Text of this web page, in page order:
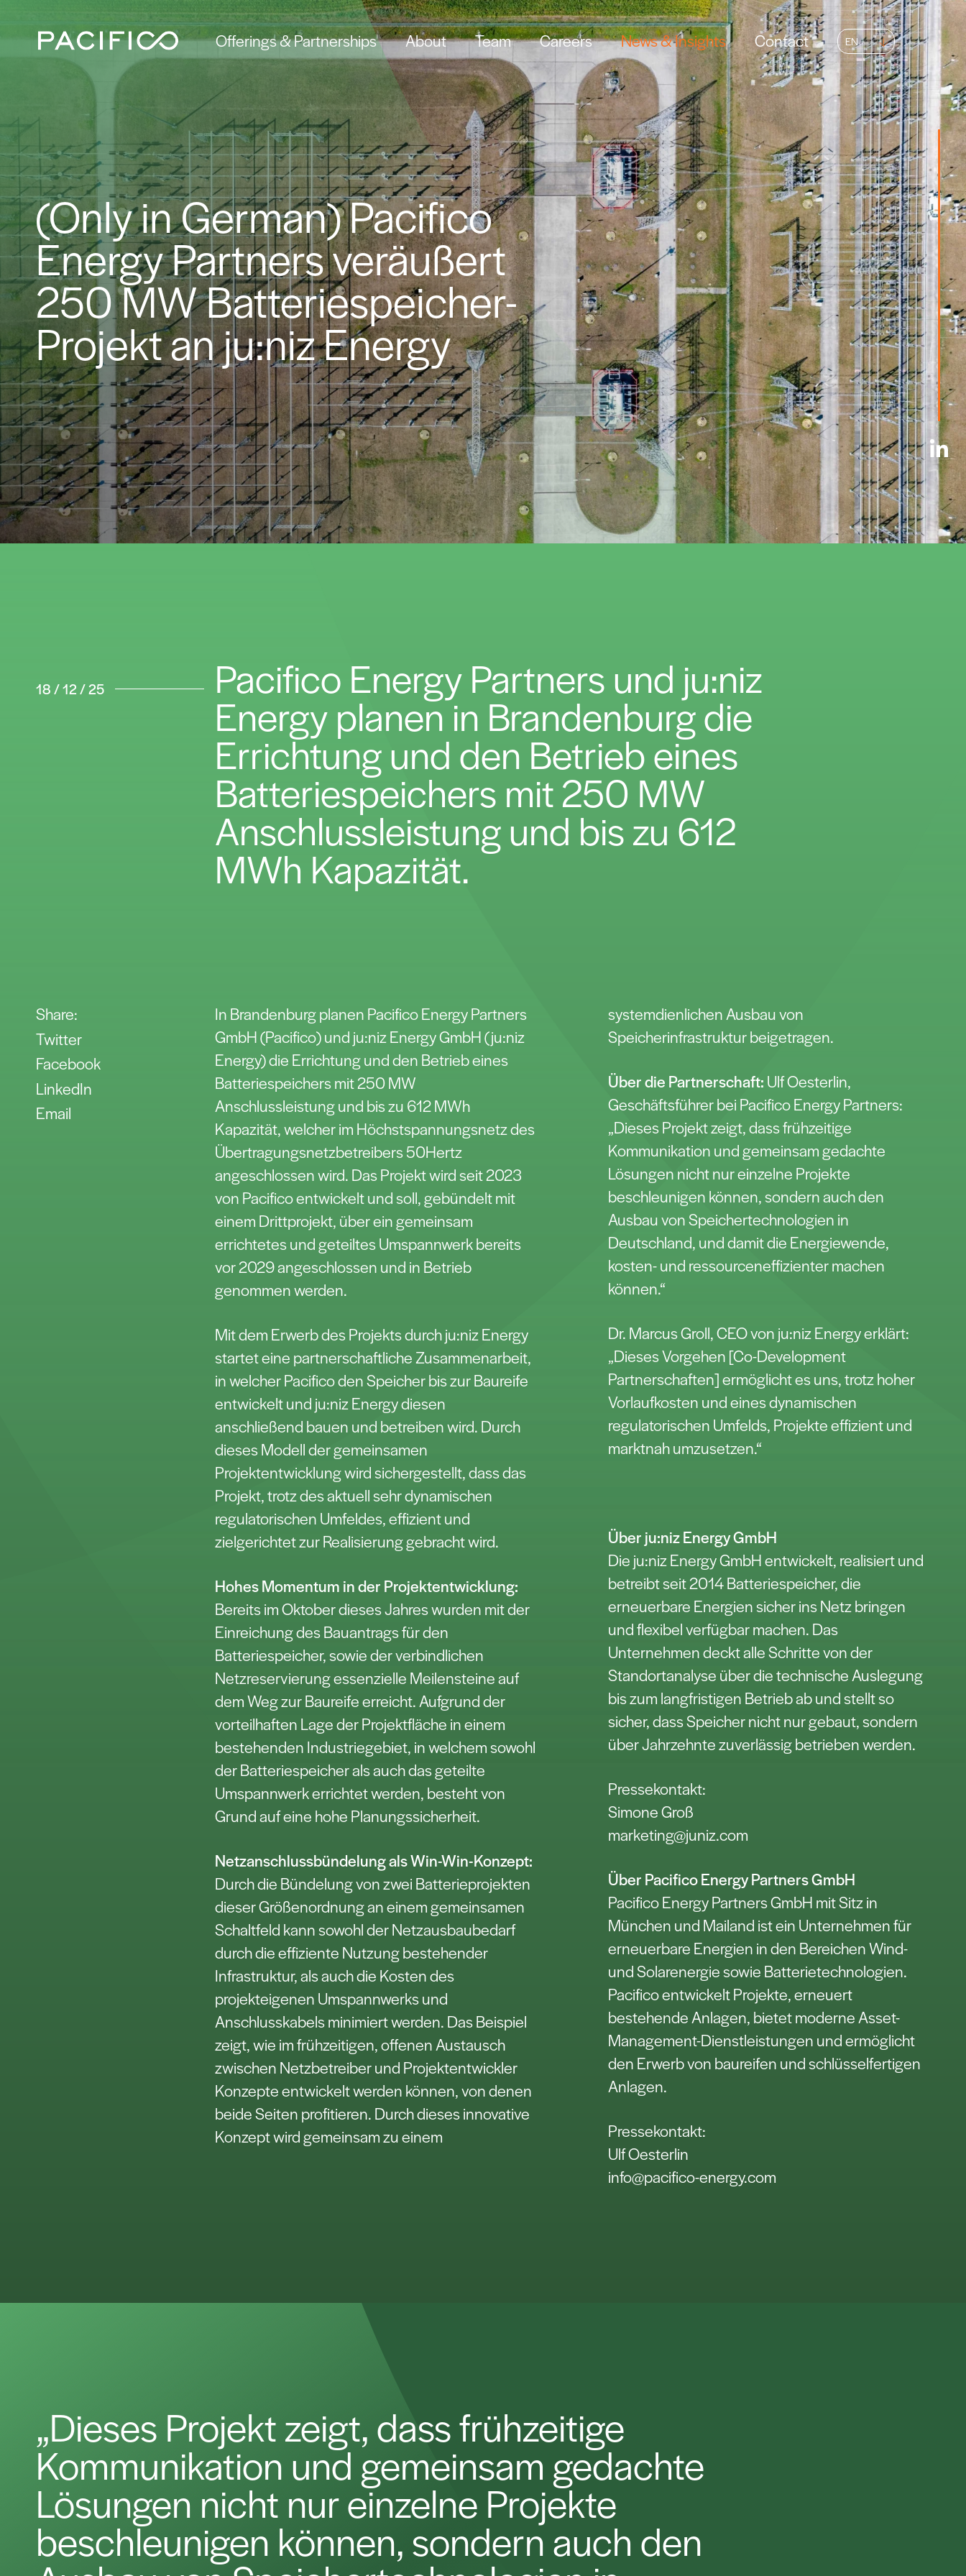
Offerings & Partnerships About Team Careers News & Insights Contact EN
(Only in German) Pacifico
Energy Partners veräußert
250 MW Batteriespeicher-
Projekt an ju:niz Energy
18 / 12 / 25 Pacifico Energy Partners und ju:niz
Energy planen in Brandenburg die
Errichtung und den Betrieb eines
Batteriespeichers mit 250 MW
Anschlussleistung und bis zu 612
MWh Kapazität.
Share:
Twitter
Facebook
LinkedIn
Email
In Brandenburg planen Pacifico Energy Partners
GmbH (Pacifico) und ju:niz Energy GmbH (ju:niz
Energy) die Errichtung und den Betrieb eines
Batteriespeichers mit 250 MW
Anschlussleistung und bis zu 612 MWh
Kapazität, welcher im Höchstspannungsnetz des
Übertragungsnetzbetreibers 50Hertz
angeschlossen wird. Das Projekt wird seit 2023
von Pacifico entwickelt und soll, gebündelt mit
einem Drittprojekt, über ein gemeinsam
errichtetes und geteiltes Umspannwerk bereits
vor 2029 angeschlossen und in Betrieb
genommen werden.
Mit dem Erwerb des Projekts durch ju:niz Energy
startet eine partnerschaftliche Zusammenarbeit,
in welcher Pacifico den Speicher bis zur Baureife
entwickelt und ju:niz Energy diesen
anschließend bauen und betreiben wird. Durch
dieses Modell der gemeinsamen
Projektentwicklung wird sichergestellt, dass das
Projekt, trotz des aktuell sehr dynamischen
regulatorischen Umfeldes, effizient und
zielgerichtet zur Realisierung gebracht wird.
Hohes Momentum in der Projektentwicklung:
Bereits im Oktober dieses Jahres wurden mit der
Einreichung des Bauantrags für den
Batteriespeicher, sowie der verbindlichen
Netzreservierung essenzielle Meilensteine auf
dem Weg zur Baureife erreicht. Aufgrund der
vorteilhaften Lage der Projektfläche in einem
bestehenden Industriegebiet, in welchem sowohl
der Batteriespeicher als auch das geteilte
Umspannwerk errichtet werden, besteht von
Grund auf eine hohe Planungssicherheit.
Netzanschlussbündelung als Win-Win-Konzept:
Durch die Bündelung von zwei Batterieprojekten
dieser Größenordnung an einem gemeinsamen
Schaltfeld kann sowohl der Netzausbaubedarf
durch die effiziente Nutzung bestehender
Infrastruktur, als auch die Kosten des
projekteigenen Umspannwerks und
Anschlusskabels minimiert werden. Das Beispiel
zeigt, wie im frühzeitigen, offenen Austausch
zwischen Netzbetreiber und Projektentwickler
Konzepte entwickelt werden können, von denen
beide Seiten profitieren. Durch dieses innovative
Konzept wird gemeinsam zu einem
systemdienlichen Ausbau von
Speicherinfrastruktur beigetragen.
Über die Partnerschaft: Ulf Oesterlin,
Geschäftsführer bei Pacifico Energy Partners:
„Dieses Projekt zeigt, dass frühzeitige
Kommunikation und gemeinsam gedachte
Lösungen nicht nur einzelne Projekte
beschleunigen können, sondern auch den
Ausbau von Speichertechnologien in
Deutschland, und damit die Energiewende,
kosten- und ressourceneffizienter machen
können.“
Dr. Marcus Groll, CEO von ju:niz Energy erklärt:
„Dieses Vorgehen [Co-Development
Partnerschaften] ermöglicht es uns, trotz hoher
Vorlaufkosten und eines dynamischen
regulatorischen Umfelds, Projekte effizient und
marktnah umzusetzen.“
Über ju:niz Energy GmbH
Die ju:niz Energy GmbH entwickelt, realisiert und
betreibt seit 2014 Batteriespeicher, die
erneuerbare Energien sicher ins Netz bringen
und flexibel verfügbar machen. Das
Unternehmen deckt alle Schritte von der
Standortanalyse über die technische Auslegung
bis zum langfristigen Betrieb ab und stellt so
sicher, dass Speicher nicht nur gebaut, sondern
über Jahrzehnte zuverlässig betrieben werden.
Pressekontakt:
Simone Groß
marketing@juniz.com
Über Pacifico Energy Partners GmbH
Pacifico Energy Partners GmbH mit Sitz in
München und Mailand ist ein Unternehmen für
erneuerbare Energien in den Bereichen Wind-
und Solarenergie sowie Batterietechnologien.
Pacifico entwickelt Projekte, erneuert
bestehende Anlagen, bietet moderne Asset-
Management-Dienstleistungen und ermöglicht
den Erwerb von baureifen und schlüsselfertigen
Anlagen.
Pressekontakt:
Ulf Oesterlin
info@pacifico-energy.com
„Dieses Projekt zeigt, dass frühzeitige
Kommunikation und gemeinsam gedachte
Lösungen nicht nur einzelne Projekte
beschleunigen können, sondern auch den